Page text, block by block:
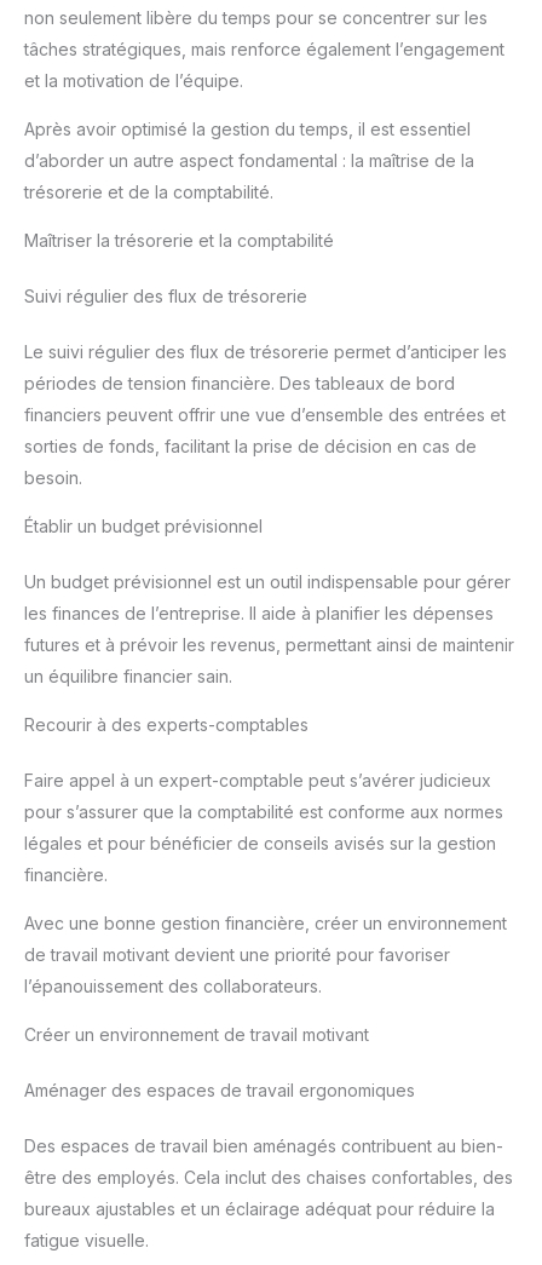
non seulement libère du temps pour se concentrer sur les
tâches stratégiques, mais renforce également l’engagement
et la motivation de l’équipe.
Après avoir optimisé la gestion du temps, il est essentiel
d’aborder un autre aspect fondamental : la maîtrise de la
trésorerie et de la comptabilité.
Maîtriser la trésorerie et la comptabilité
Suivi régulier des flux de trésorerie
Le suivi régulier des flux de trésorerie permet d’anticiper les
périodes de tension financière. Des tableaux de bord
financiers peuvent offrir une vue d’ensemble des entrées et
sorties de fonds, facilitant la prise de décision en cas de
besoin.
Établir un budget prévisionnel
Un budget prévisionnel est un outil indispensable pour gérer
les finances de l’entreprise. Il aide à planifier les dépenses
futures et à prévoir les revenus, permettant ainsi de maintenir
un équilibre financier sain.
Recourir à des experts-comptables
Faire appel à un expert-comptable peut s’avérer judicieux
pour s’assurer que la comptabilité est conforme aux normes
légales et pour bénéficier de conseils avisés sur la gestion
financière.
Avec une bonne gestion financière, créer un environnement
de travail motivant devient une priorité pour favoriser
l’épanouissement des collaborateurs.
Créer un environnement de travail motivant
Aménager des espaces de travail ergonomiques
Des espaces de travail bien aménagés contribuent au bien-
être des employés. Cela inclut des chaises confortables, des
bureaux ajustables et un éclairage adéquat pour réduire la
fatigue visuelle.